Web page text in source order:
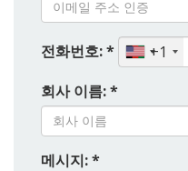
전화번호: *
+1
회사 이름: *
메시지: *